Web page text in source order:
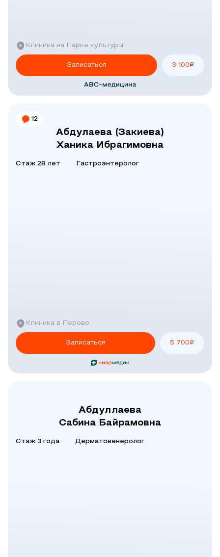
Клиника на Парке культуры
Записаться 3 100₽
12
Абдулаева (Закиева)
Ханика Ибрагимовна
Стаж 28 лет Гастроэнтеролог
Клиника в Перово
Записаться 5 700₽
Абдуллаева
Сабина Байрамовна
Стаж 3 года Дерматовенеролог